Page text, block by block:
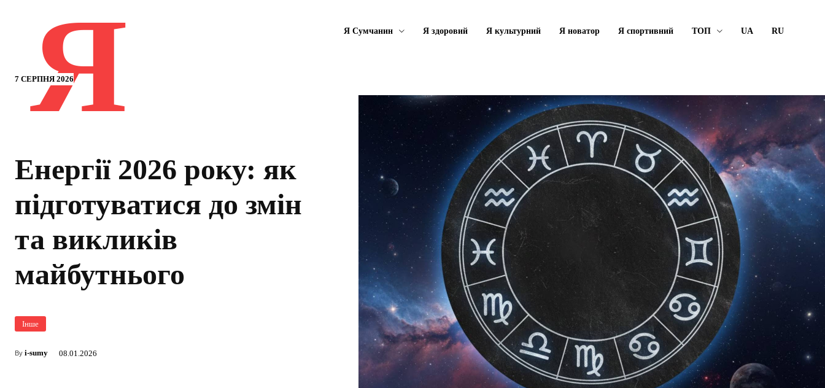
7 СЕРПНЯ 2026
Я Я Сумчанин Я здоровий Я культурний Я новатор Я спортивний ТОП UA RU
Енергії 2026 року: як
підготуватися до змін
та викликів
майбутнього
Інше
By i-sumy 08.01.2026